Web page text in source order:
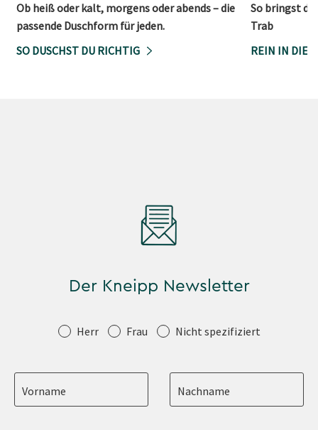
Ob heiß oder kalt, morgens oder abends – die
passende Duschform für jeden.
SO DUSCHST DU RICHTIG
So bringst
Trab
REIN IN DIE
Der Kneipp Newsletter
Anrede Herr Frau Nicht spezifiziert
Vorname Nachname